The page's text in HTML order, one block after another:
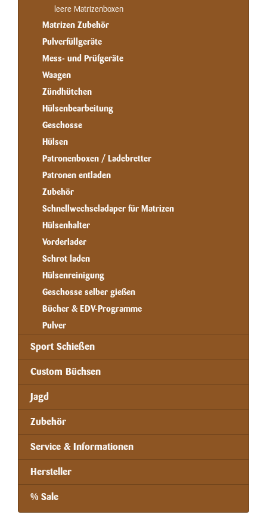
leere Matrizenboxen
Matrizen Zubehör
Pulverfüllgeräte
Mess- und Prüfgeräte
Waagen
Zündhütchen
Hülsenbearbeitung
Geschosse
Hülsen
Patronenboxen / Ladebretter
Patronen entladen
Zubehör
Schnellwechseladaper für Matrizen
Hülsenhalter
Vorderlader
Schrot laden
Hülsenreinigung
Geschosse selber gießen
Bücher & EDV-Programme
Pulver
Sport Schießen
Custom Büchsen
Jagd
Zubehör
Service & Informationen
Hersteller
% Sale